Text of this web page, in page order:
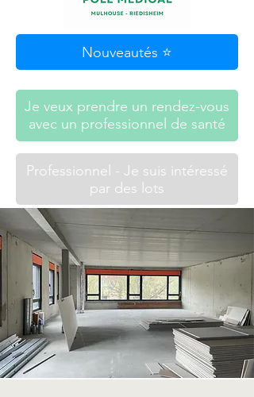
Je veux prendre un rendez-vous
avec un professionnel de santé
Professionnel - Je suis intéressé
par des lots
Nouveautés ⭐